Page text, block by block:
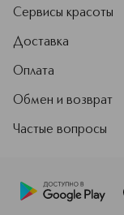
Сервисы красоты
Доставка
Оплата
Обмен и возврат
Частые вопросы